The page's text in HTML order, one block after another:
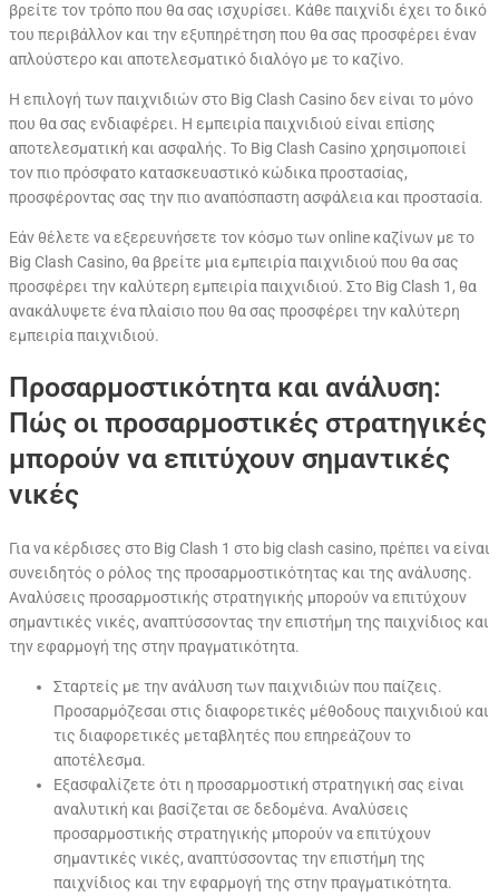
βρείτε τον τρόπο που θα σας ισχυρίσει. Κάθε παιχνίδι έχει το δικό
του περιβάλλον και την εξυπηρέτηση που θα σας προσφέρει έναν
απλούστερο και αποτελεσματικό διαλόγο με το καζίνο.
Η επιλογή των παιχνιδιών στο Big Clash Casino δεν είναι το μόνο
που θα σας ενδιαφέρει. Η εμπειρία παιχνιδιού είναι επίσης
αποτελεσματική και ασφαλής. Το Big Clash Casino χρησιμοποιεί
τον πιο πρόσφατο κατασκευαστικό κώδικα προστασίας,
προσφέροντας σας την πιο αναπόσπαστη ασφάλεια και προστασία.
Εάν θέλετε να εξερευνήσετε τον κόσμο των online καζίνων με το
Big Clash Casino, θα βρείτε μια εμπειρία παιχνιδιού που θα σας
προσφέρει την καλύτερη εμπειρία παιχνιδιού. Στο Big Clash 1, θα
ανακάλυψετε ένα πλαίσιο που θα σας προσφέρει την καλύτερη
εμπειρία παιχνιδιού.
Προσαρμοστικότητα και ανάλυση:
Πώς οι προσαρμοστικές στρατηγικές
μπορούν να επιτύχουν σημαντικές
νικές
Για να κέρδισες στο Big Clash 1 στο big clash casino, πρέπει να είναι
συνειδητός ο ρόλος της προσαρμοστικότητας και της ανάλυσης.
Αναλύσεις προσαρμοστικής στρατηγικής μπορούν να επιτύχουν
σημαντικές νικές, αναπτύσσοντας την επιστήμη της παιχνίδιος και
την εφαρμογή της στην πραγματικότητα.
Σταρτείς με την ανάλυση των παιχνιδιών που παίζεις.
Προσαρμόζεσαι στις διαφορετικές μέθοδους παιχνιδιού και
τις διαφορετικές μεταβλητές που επηρεάζουν το
αποτέλεσμα.
Εξασφαλίζετε ότι η προσαρμοστική στρατηγική σας είναι
αναλυτική και βασίζεται σε δεδομένα. Αναλύσεις
προσαρμοστικής στρατηγικής μπορούν να επιτύχουν
σημαντικές νικές, αναπτύσσοντας την επιστήμη της
παιχνίδιος και την εφαρμογή της στην πραγματικότητα.